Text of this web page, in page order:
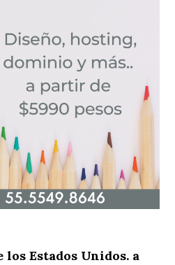
los Estados Unidos. a